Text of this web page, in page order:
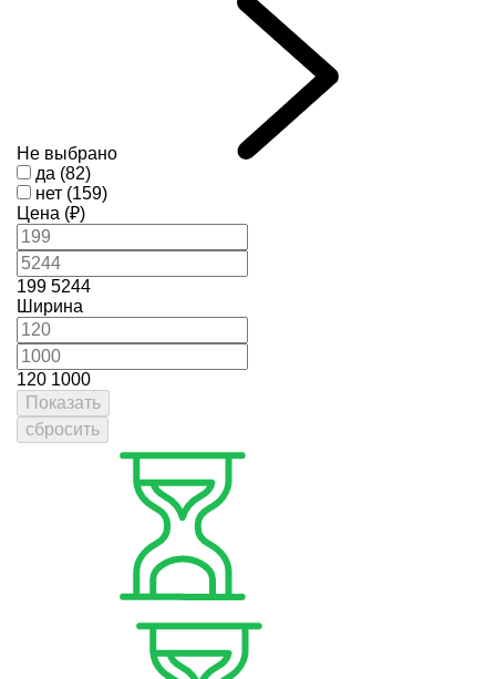
Не выбрано
да (82)
нет (159)
Цена (₽)
199 5244
Ширина
120 1000
Показать
сбросить